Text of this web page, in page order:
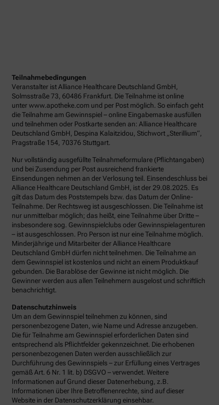
Teilnahmebedingungen
Veranstalter ist Alliance Healthcare Deutschland GmbH,
Solmsstraße 73, 60486 Frankfurt. Die Teilnahme ist online
unter www.apotheke.com und per Post möglich. So einfach geht
die Teilnahme am Gewinnspiel – online Eingabemaske ausfüllen
und teilnehmen oder Postkarte senden an: Alliance Healthcare
Deutschland GmbH, Despina Kalaitzidou, Stichwort „Sterillium“,
Pragstraße 154, 70376 Stuttgart.
Nur vollständig ausgefüllte Teilnahmeformulare (Pflichtangaben)
und bei Zusendung per Post ausreichend frankierte
Einsendungen nehmen an der Verlosung teil. Einsendeschluss bei
Alliance Healthcare Deutschland GmbH, ist der 29.08.2025. Es
gilt das Datum des Poststempels bzw. das Datum der Online-
Teilnahme. Der Rechtsweg ist ausgeschlossen. Die Teilnahme ist
nur unmittelbar möglich; das heißt, eine Teilnahme über Dritte –
insbesondere sog. Gewinnspielclubs oder Gewinnspielagenturen
– ist ausgeschlossen. Pro Person ist nur eine Teilnahme möglich.
Minderjährige und Mitarbeiter der Alliance Healthcare
Deutschland GmbH dürfen nicht teilnehmen. Die Teilnahme an
dem Gewinnspiel ist kostenlos und nicht an einem Produktkauf
gebunden. Die Barablöse der Gewinne ist nicht möglich. Die
Gewinner werden aus allen Teilnehmern ausgelost und schriftlich
benachrichtigt.
Datenschutzhinweis
Um an dem Gewinnspiel teilnehmen zu können, sind
personenbezogene Daten, wie Name und Adresse anzugeben.
Die für Teilnahme am Gewinnspiel erforderlichen Daten sind
entsprechend als Pflichtfelder gekennzeichnet. Die erhobenen
personenbezogenen Daten werden ausschließlich zur
Durchführung des Gewinnspiels – zur Erfüllung eines Vertrages
gemäß Art. 6 Nr. 1 lit. b) DSGVO – verwendet. Weitere
Informationen auf Grund dieser Datenerhebung, z.B.
Informationen über Ihre Betroffenenrechte, sind auf dieser
Website in der Datenschutzerklärung einsehbar.